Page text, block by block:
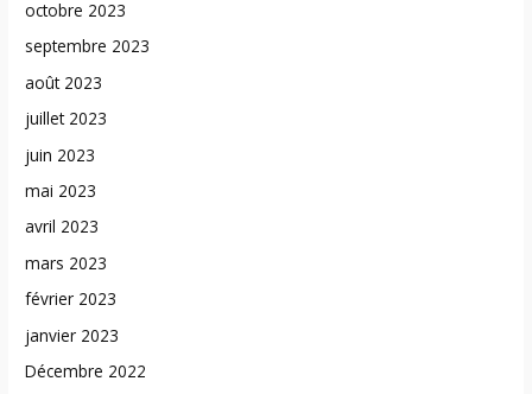
octobre 2023
septembre 2023
août 2023
juillet 2023
juin 2023
mai 2023
avril 2023
mars 2023
février 2023
janvier 2023
Décembre 2022